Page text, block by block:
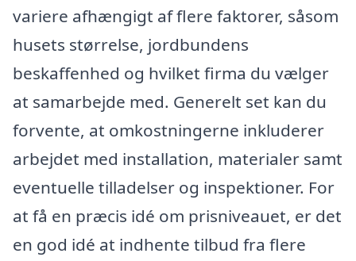
variere afhængigt af flere faktorer, såsom
husets størrelse, jordbundens
beskaffenhed og hvilket firma du vælger
at samarbejde med. Generelt set kan du
forvente, at omkostningerne inkluderer
arbejdet med installation, materialer samt
eventuelle tilladelser og inspektioner. For
at få en præcis idé om prisniveauet, er det
en god idé at indhente tilbud fra flere